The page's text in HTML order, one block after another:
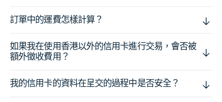
訂單中的運費怎樣計算？
如果我在使用香港以外的信用卡進行交易，會否被
額外徵收費用？
我的信用卡的資料在呈交的過程中是否安全？